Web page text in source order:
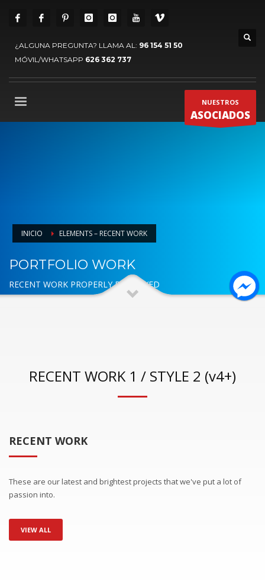
¿ALGUNA PREGUNTA? LLAMA AL: 96 154 51 50
MÓVIL/WHATSAPP 626 362 737
NUESTROS
ASOCIADOS
INICIO ELEMENTS – RECENT WORK
PORTFOLIO WORK
RECENT WORK PROPERLY DISPLAYED
RECENT WORK 1 / STYLE 2 (v4+)
RECENT WORK
These are our latest and brightest projects that we've put a lot of
passion into.
VIEW ALL